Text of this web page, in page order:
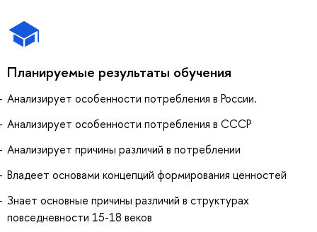
Планируемые результаты обучения
Анализирует особенности потребления в России.
Анализирует особенности потребления в СССР
Анализирует причины различий в потреблении
Владеет основами концепций формирования ценностей
Знает основные причины различий в структурах
повседневности 15-18 веков